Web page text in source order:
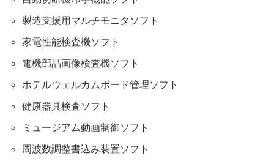
製造支援用マルチモニタソフト
家電性能検査機ソフト
電機部品画像検査機ソフト
ホテルウェルカムボード管理ソフト
健康器具検査ソフト
ミュージアム動画制御ソフト
周波数調整書込み装置ソフト